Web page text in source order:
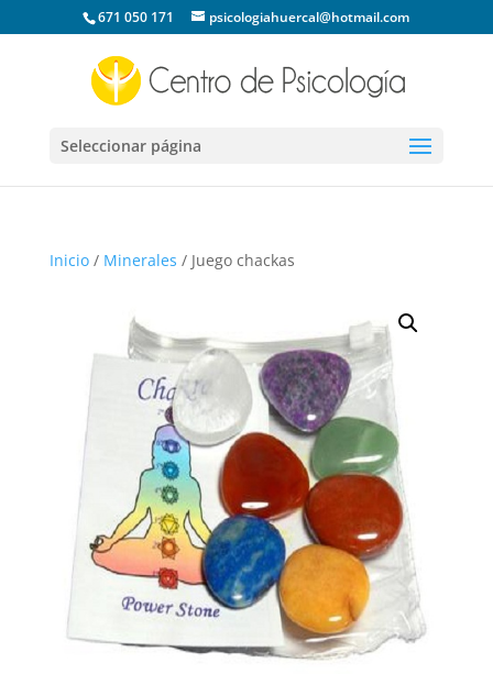
671 050 171 psicologiahuercal@hotmail.com
Seleccionar página
Inicio/ Minerales / Juego chackas